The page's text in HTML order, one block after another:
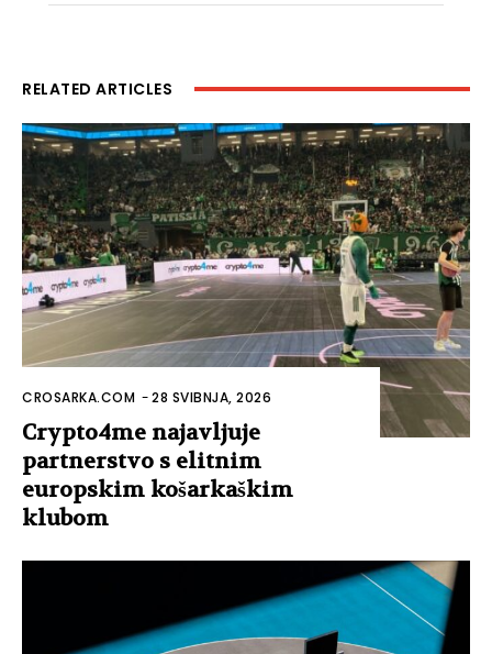
RELATED ARTICLES
CROSARKA.COM -28 SVIBNJA, 2026
Crypto4me najavljuje
partnerstvo s elitnim
europskim košarkaškim
klubom